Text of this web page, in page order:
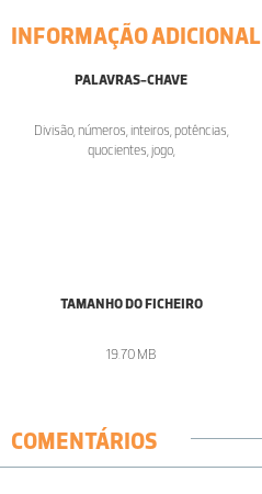
INFORMAÇÃO ADICIONAL
PALAVRAS-CHAVE
Divisão, números, inteiros, potências,
quocientes, jogo,
TAMANHO DO FICHEIRO
19.70 MB
COMENTÁRIOS